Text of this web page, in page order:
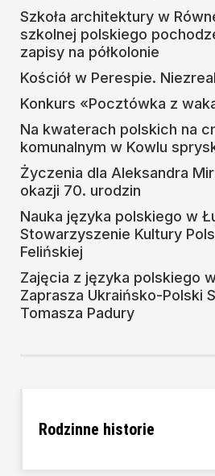
Szkoła architektury w
szkolnej polskiego
zapisy na półkolonie
Kościół w Perespie.
Konkurs «Pocztówka z
Na kwaterach polskich na
komunalnym w Kowlu
Życzenia dla Aleksandra
okazji 70. urodzin
Nauka języka polskiego w
Stowarzyszenie Kultury
Felińskiej
Zajęcia z języka polskiego
Zaprasza Ukraińsko-Polski
Tomasza Padury
Rodzinne historie